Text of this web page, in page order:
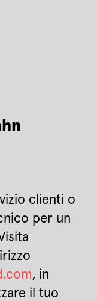
clienti o
per un
, in
il tuo